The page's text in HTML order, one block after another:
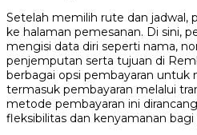
Setelah memilih rute dan jadwal,
ke halaman pemesanan. Di sini,
mengisi data diri seperti nama,
penjemputan serta tujuan di
berbagai opsi pembayaran untuk
termasuk pembayaran melalui
metode pembayaran ini
fleksibilitas dan kenyamanan